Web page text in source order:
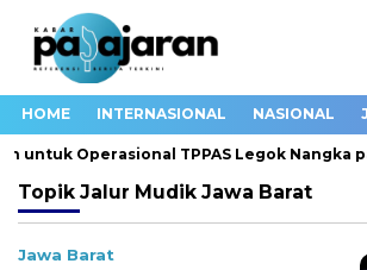
HOME INTERNASIONAL NASIONAL
untuk Operasional TPPAS Legok Nangka
Topik Jalur Mudik Jawa Barat
Jawa Barat